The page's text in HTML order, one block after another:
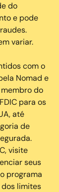
do
e pode
variar.
com o
Nomad e
do
para os
até
de
visite
seus
programa
limites